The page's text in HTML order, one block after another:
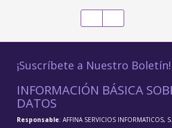
¡Suscríbete a Nuestro Boletín!
INFORMACIÓN BÁSICA
DATOS
Responsable: AFFINA SERVICIOS INFORMATICOS,